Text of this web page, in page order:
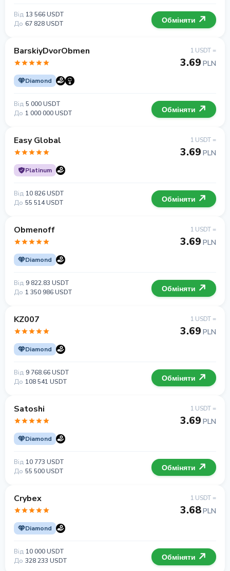
Від 13 566 USDT
До 67 828 USDT Обміняти
BarskiyDvorObmen
Diamond
1 USDT =
3.69 PLN
Від 5 000 USDT
До 1 000 000 USDT Обміняти
Easy Global
Platinum
1 USDT =
3.69 PLN
Від 10 826 USDT
До 55 514 USDT Обміняти
Obmenoff
Diamond
1 USDT =
3.69 PLN
Від 9 822.83 USDT
До 1 350 986 USDT Обміняти
KZ007
Diamond
1 USDT =
3.69 PLN
Від 9 768.66 USDT
До 108 541 USDT Обміняти
Satoshi
Diamond
1 USDT =
3.69 PLN
Від 10 773 USDT
До 55 500 USDT Обміняти
Crybex
Diamond
1 USDT =
3.68PLN
Від 10 000 USDT
До 328 233 USDT Обміняти